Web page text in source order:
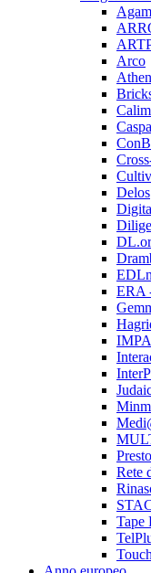
Arco
Delos
ERA
Rete
Tape